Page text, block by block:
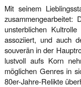
Mit seinem
zusammengearbeitet:
unsterblichen
assoziiert, und auch
souverän in der
lustvoll aufs Korn
möglichen Genres in
80er-Jahre-Relikte